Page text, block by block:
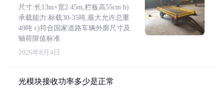
尺寸:长13m×宽2.45m,栏板高55cm b)
承载能力:标载30-35吨,最大允许总重
49吨 c)符合国家道路车辆外廓尺寸及
轴荷限值标准
2026年8月4日
光模块接收功率多少是正常